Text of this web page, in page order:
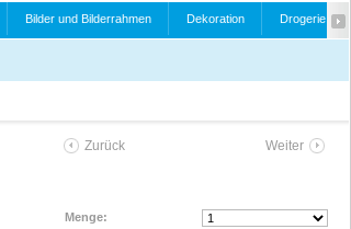
Bilder und Bilderrahmen Dekoration Drogerie
Zurück Weiter
Menge: